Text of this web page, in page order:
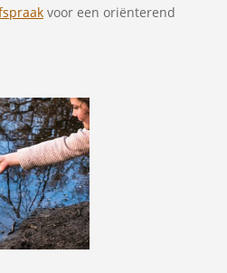
voor een oriënterend